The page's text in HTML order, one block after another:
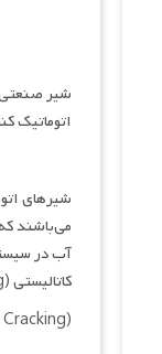
اتوماتیک
شیرهای
می‌باشند
کاتالیستی (Catalyitic Reforming)، مجتمع‌های گازی (Gas Plants)، شکست‌های کاتالیستی
(Catalytic Cracking) و Hydro Treating به کار می‌روند.